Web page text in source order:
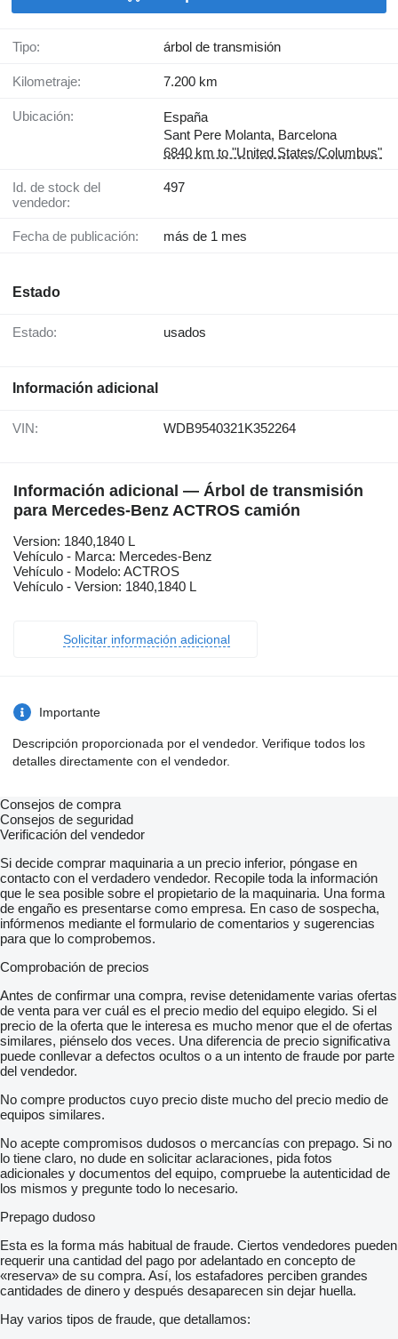
Tipo: árbol de transmisión
Kilometraje: 7.200 km
Ubicación:
España
Sant Pere Molanta, Barcelona
6840 km to "United States/Columbus"
Id. de stock del
vendedor:
497
Fecha de publicación: más de 1 mes
Estado
Estado: usados
Información adicional
VIN: WDB9540321K352264
Información adicional — Árbol de transmisión
para Mercedes-Benz ACTROS camión
Version: 1840,1840 L
Vehículo - Marca: Mercedes-Benz
Vehículo - Modelo: ACTROS
Vehículo - Version: 1840,1840 L
Solicitar información adicional
Importante
Descripción proporcionada por el vendedor. Verifique todos los
detalles directamente con el vendedor.
Consejos de compra
Consejos de seguridad
Verificación del vendedor
Si decide comprar maquinaria a un precio inferior, póngase en
contacto con el verdadero vendedor. Recopile toda la información
que le sea posible sobre el propietario de la maquinaria. Una forma
de engaño es presentarse como empresa. En caso de sospecha,
infórmenos mediante el formulario de comentarios y sugerencias
para que lo comprobemos.
Comprobación de precios
Antes de confirmar una compra, revise detenidamente varias ofertas
de venta para ver cuál es el precio medio del equipo elegido. Si el
precio de la oferta que le interesa es mucho menor que el de ofertas
similares, piénselo dos veces. Una diferencia de precio significativa
puede conllevar a defectos ocultos o a un intento de fraude por parte
del vendedor.
No compre productos cuyo precio diste mucho del precio medio de
equipos similares.
No acepte compromisos dudosos o mercancías con prepago. Si no
lo tiene claro, no dude en solicitar aclaraciones, pida fotos
adicionales y documentos del equipo, compruebe la autenticidad de
los mismos y pregunte todo lo necesario.
Prepago dudoso
Esta es la forma más habitual de fraude. Ciertos vendedores pueden
requerir una cantidad del pago por adelantado en concepto de
«reserva» de su compra. Así, los estafadores perciben grandes
cantidades de dinero y después desaparecen sin dejar huella.
Hay varios tipos de fraude, que detallamos: